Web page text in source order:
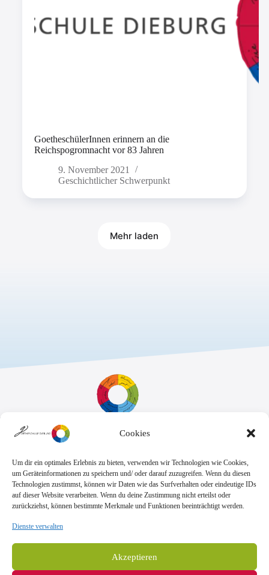
Cookies
Um dir ein optimales Erlebnis zu bieten, verwenden wir Technologien wie Cookies,
um Geräteinformationen zu speichern und/ oder darauf zuzugreifen. Wenn du diesen
Technologien zustimmst, können wir Daten wie das Surfverhalten oder eindeutige IDs
auf dieser Website verarbeiten. Wenn du deine Zustimmung nicht erteilst oder
zurückziehst, können bestimmte Merkmale und Funktionen beeinträchtigt werden.
Dienste verwalten
Akzeptieren
GoetheschülerInnen erinnern an die
Reichspogromnacht vor 83 Jahren
9. November 2021
Geschichtlicher Schwerpunkt
Mehr laden
Sekretariat:
Freitag: 7.45 Uhr bis 13.00 Uhr
E-Mail:
sekretariat@goethe.schule
Telefon
+49 6071 9888 0
Fax
+49 6071 9888 50
Anschrift
Goetheschule Dieburg
Kooperative Gesamtschule des Landkreises